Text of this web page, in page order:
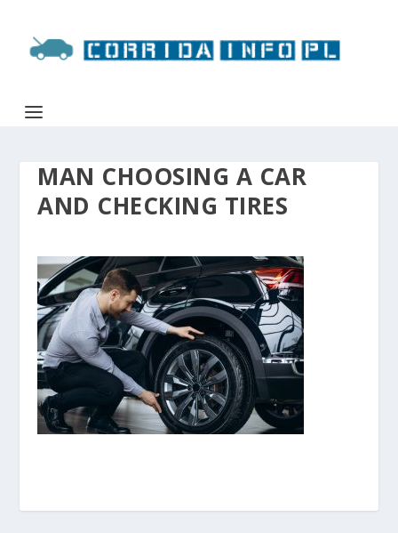
MAN CHOOSING A CAR
AND CHECKING TIRES